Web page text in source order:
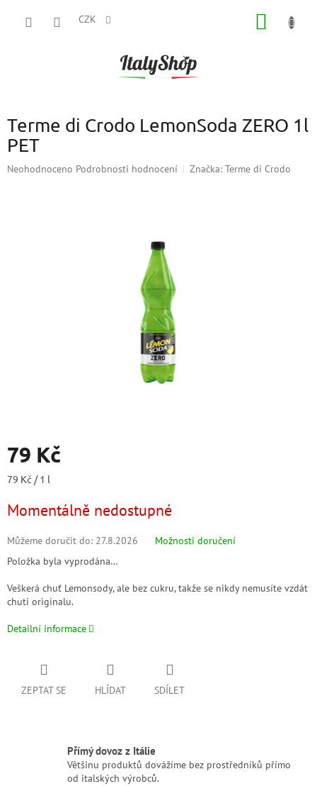
CZK
Terme di Crodo LemonSoda ZERO 1l
PET
Průměrné
Neohodnoceno Podrobnosti hodnocení Značka: Terme di Crodo
79 Kč
Měrná
79 Kč / 1 l
Momentálně nedostupné
Můžeme doručit do: 27.8.2026
Možnosti doručení
Položka byla vyprodána…
Veškerá chuť Lemonsody, ale bez cukru, takže se nikdy nemusíte vzdát
chuti originalu.
Detailní informace
ZEPTAT SE HLÍDAT SDÍLET
Přímý dovoz z Itálie
Většinu produktů dovážíme bez prostředníků přímo
od italských výrobců.